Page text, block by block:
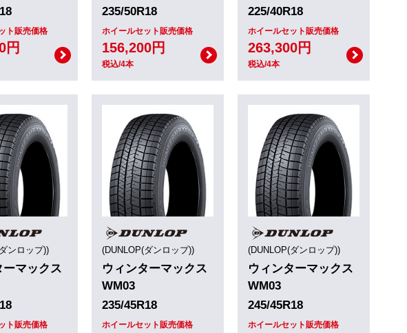
ト販売価格
円
235/50R18
ホイールセット販売価格
156,200円
税込/4本
225/40R18
ホイールセット販売価格
263,300円
税込/4本
ンロップ))
ーマックス
ト販売価格
(DUNLOP(ダンロップ))
ウィンターマックス
WM03
235/45R18
ホイールセット販売価格
(DUNLOP(ダンロップ))
ウィンターマックス
WM03
245/45R18
ホイールセット販売価格